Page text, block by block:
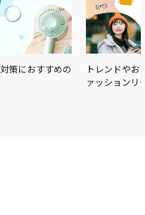
策におすすめの
トレンドやお
ァッションリ